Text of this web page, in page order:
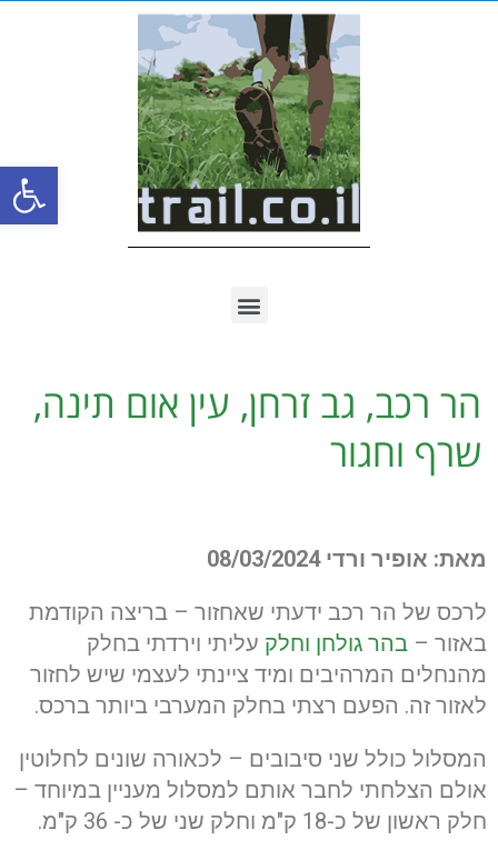
פתח
הר רכב, גב זרחן, עין אום תינה,
שרף וחגור
מאת: אופיר ורדי08/03/2024
לרכס של הר רכב ידעתי שאחזור – בריצה הקודמת
באזור – בהר גולחן וחלק עליתי וירדתי בחלק
מהנחלים המרהיבים ומיד ציינתי לעצמי שיש לחזור
לאזור זה. הפעם רצתי בחלק המערבי ביותר ברכס.
המסלול כולל שני סיבובים – לכאורה שונים לחלוטין
אולם הצלחתי לחבר אותם למסלול מעניין במיוחד –
חלק ראשון של כ-18 ק"מ וחלק שני של כ- 36 ק"מ.